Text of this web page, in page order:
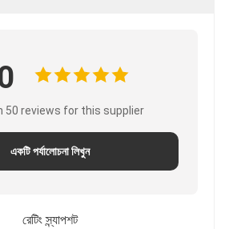
50 reviews for this supplier
একটি পর্যালোচনা লিখুন
রেটিং স্ন্যাপশট